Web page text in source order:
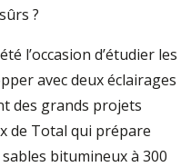
?
l’occasion d’étudier les
avec deux éclairages
des grands projets
de Total qui prépare
bitumineux à 300